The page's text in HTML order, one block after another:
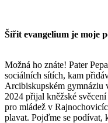
Šířit evangelium je moje
Možná ho znáte! Pater
sociálních sítích, kam
Arcibiskupském
2024 přijal kněžské
pro mládež v
plavat. Pojďme se